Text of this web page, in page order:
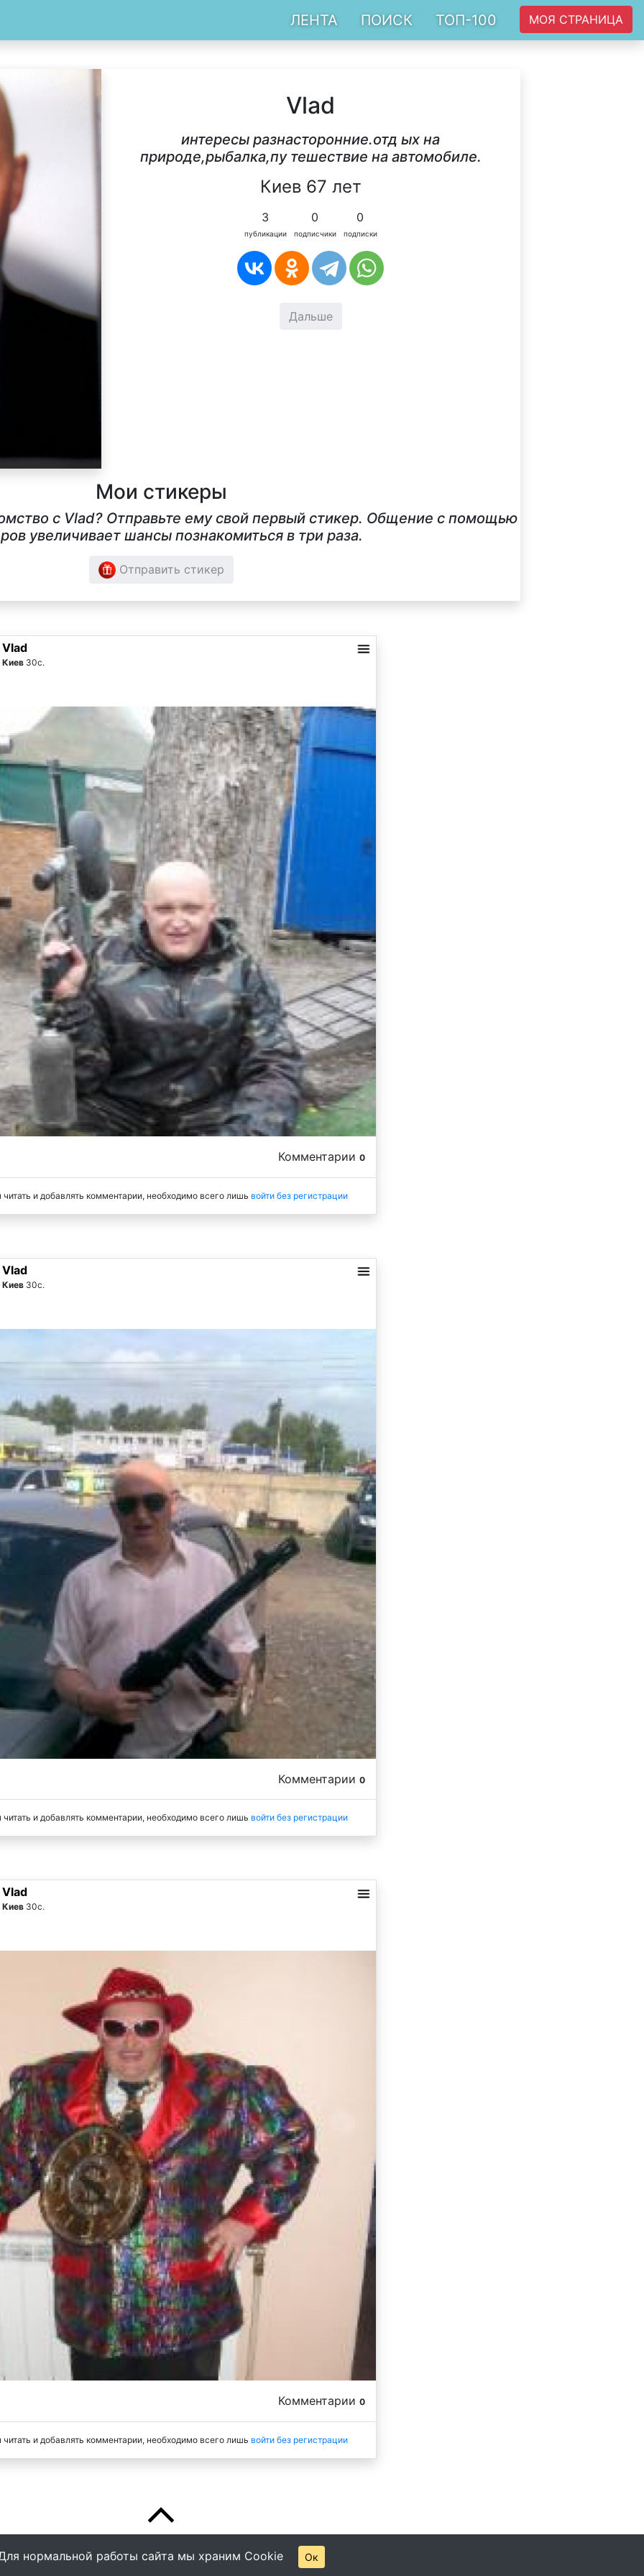
ЛЕНТА ПОИСК ТОП-100 МОЯ СТРАНИЦА
Vlad
интересы разнасторонние.отд ых на
природе,рыбалка,пу тешествие на автомобиле.
Киев 67 лет
3
публикации
0
подписчики
0
подписки
Дальше
Мои стикеры
с Vlad? Отправьте ему свой первый стикер. Общение с помощью
увеличивает шансы познакомиться в три раза.
Отправить стикер
Vlad
Киев 30с.
Комментарии 0
и добавлять комментарии, необходимо всего лишь войти без регистрации
Vlad
Киев 30с.
Комментарии 0
и добавлять комментарии, необходимо всего лишь войти без регистрации
Vlad
Киев 30с.
Комментарии 0
и добавлять комментарии, необходимо всего лишь войти без регистрации
нормальной работы сайта мы храним Cookie Ок